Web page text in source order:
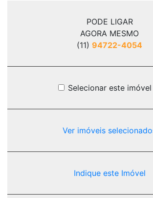
PODE LIGAR
AGORA MESMO
(11) 94722-4054
Selecionar este imóvel
Ver imóveis
Indique este Imóvel